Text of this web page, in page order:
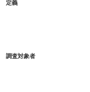
定義
調査対象者